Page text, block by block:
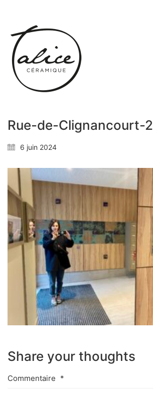
Rue-de-Clignancourt-2
6 juin 2024
Share your thoughts
Commentaire *